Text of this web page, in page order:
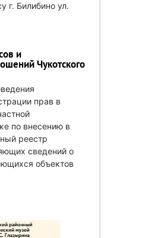
г. Билибино ул.
и
Чукотского
прав в
по внесению в
реестр
сведений о
объектов